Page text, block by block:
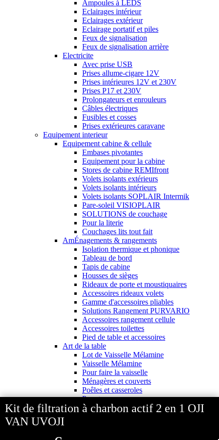
Kit de filtration à charbon actif 2 en 1 OJI
VAN UVOJI
Ampoules à LEDS
Eclairages intérieur
Eclairages extérieur
Eclairage portatif et piles
Feux de signalisation
Feux de signalisation arrière
Electricite
Avec prise USB
Prises allume-cigare 12V
Prises intérieures 12V et 230V
Prises P17 et 230V
Prolongateurs et enrouleurs
Câbles électriques
Fusibles et cosses
Prises extérieures caravane
Equipement interieur
Equipement cabine & cellule
Embases pivotantes
Equipement pour la cabine
Stores de cabine REMIfront
Volets isolants extérieurs
Volets isolants intérieurs
Volets isolants SOPLAIR Intermik
Pare-soleil VISIOPLAIR
SOLUTIONS de couchage
Pour la literie
Couchages lits tout fait
AmÉnagements & rangements
Isolation thermique et phonique
Tableau de bord
Tapis de cabine
Housses de sièges
Rideaux de porte et moustiquaires
Accessoires rideaux volets
Gamme d'accessoires pliables
Solutions Rangement PURVARIO
Accessoires rangement cellule
Accessoires toilettes
Pied de table et accessoires
Art de la table
Lot de Vaisselle Mélamine
Vaisselle Mélamine
Pour faire la vaisselle
Ménagères et couverts
Poêles et casseroles
Popotes
Four OMNIA